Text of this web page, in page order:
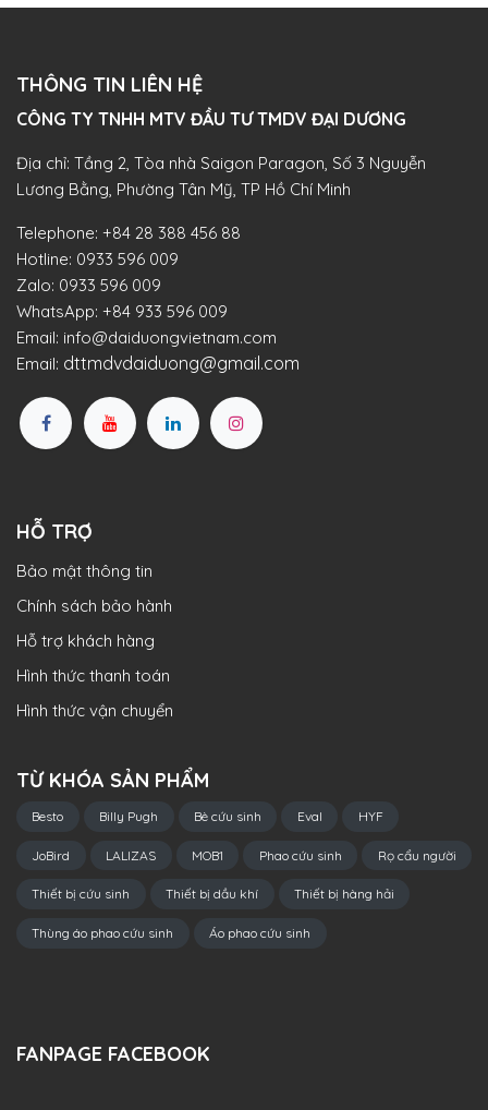
THÔNG TIN LIÊN HỆ
CÔNG TY TNHH MTV ĐẦU TƯ TMDV ĐẠI DƯƠNG​
Địa chỉ: Tầng 2, Tòa nhà Saigon Paragon, Số 3 Nguyễn
Lương Bằng, Phường Tân Mỹ, TP Hồ Chí Minh
Telephone: +84 28 388 456 88
Hotline: 0933 596 009
Zalo: 0933 596 009
WhatsApp: +84 933 596 009
Email: info@daiduongvietnam.com
Email: dttmdvdaiduong@gmail.com
HỖ TRỢ
Bảo mật thông tin
Chính sách bảo hành
Hỗ trợ khách hàng
Hình thức thanh toán
Hình thức vận chuyển
TỪ KHÓA SẢN PHẨM
Besto Billy Pugh Bè cứu sinh Eval HYF
JoBird LALIZAS MOB1 Phao cứu sinh Rọ cẩu người
Thiết bị cứu sinh Thiết bị dầu khí Thiết bị hàng hải
Thùng áo phao cứu sinh Áo phao cứu sinh
FANPAGE FACEBOOK